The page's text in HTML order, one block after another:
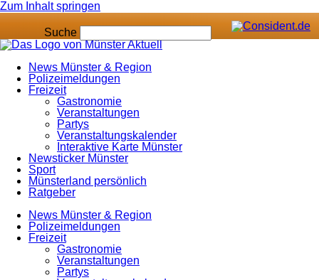
Zum Inhalt springen
Suche
News Münster & Region
Polizeimeldungen
Freizeit
Gastronomie
Veranstaltungen
Partys
Veranstaltungskalender
Interaktive Karte Münster
Newsticker Münster
Sport
Münsterland persönlich
Ratgeber
News Münster & Region
Polizeimeldungen
Freizeit
Gastronomie
Veranstaltungen
Partys